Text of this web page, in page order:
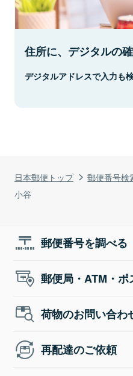
日本郵便トップ 郵便番号検
小谷
住所に、デジタルの確
デジタルアドレスで入力も
郵便番号を調べる
郵便局・ATM・
荷物のお問い合わ
再配達のご依頼